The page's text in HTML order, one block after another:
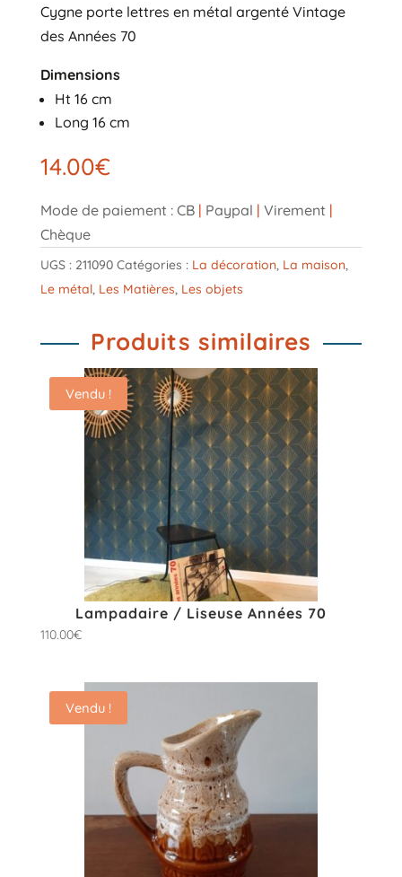
Cygne porte lettres en métal argenté Vintage
des Années 70
Dimensions
Ht 16 cm
Long 16 cm
14.00€
Mode de paiement : CB | Paypal | Virement |
Chèque
UGS : 211090 Catégories : La décoration, La maison,
Le métal, Les Matières, Les objets
Produits similaires
Lampadaire / Liseuse Années 70
110.00€
Vendu !
Vendu !